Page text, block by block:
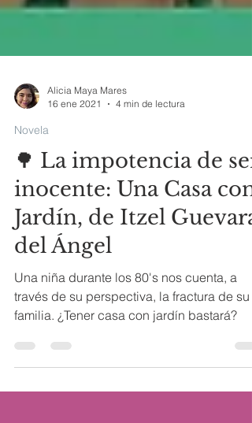
16 ene 2021
Novela
🌳 La impotencia de ser
inocente: Una Casa con
Jardín, de Itzel Guevara
del Ángel
Una niña durante los 80's nos cuenta, a
través de su perspectiva, la fractura de su
familia. ¿Tener casa con jardín bastará?